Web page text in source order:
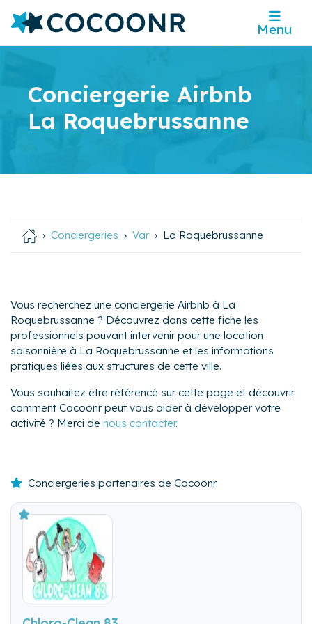
Menu
Conciergerie Airbnb
La Roquebrussanne
Conciergeries Var La Roquebrussanne
Vous recherchez une conciergerie Airbnb à La
Roquebrussanne ? Découvrez dans cette fiche les
professionnels pouvant intervenir pour une location
saisonnière à La Roquebrussanne et les informations
pratiques liées aux structures de cette ville.
Vous souhaitez être référencé sur cette page et découvrir
comment Cocoonr peut vous aider à développer votre
activité ? Merci de nous contacter.
Conciergeries partenaires de Cocoonr